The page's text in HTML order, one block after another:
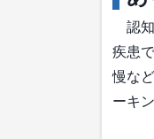
認
疾患
慢な
ーキ